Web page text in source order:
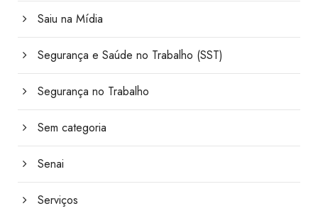
Saiu na Mídia
Segurança e Saúde no Trabalho (SST)
Segurança no Trabalho
Sem categoria
Senai
Serviços